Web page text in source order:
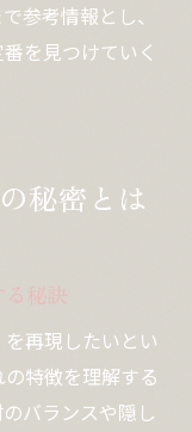
参考情報とし、
を見つけていく
秘密とは
秘訣
再現したいとい
特徴を理解する
バランスや隠し